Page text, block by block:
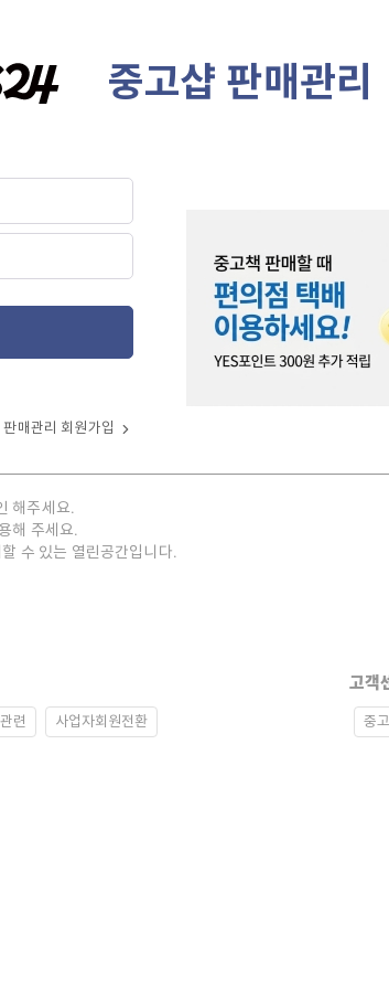
중고샵 판매관리
판매관리 회원가입
해주세요.
해 주세요.
수 있는 열린공간입니다.
련 사업자회원전환
고객
중